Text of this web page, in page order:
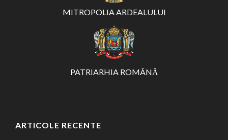
MITROPOLIA ARDEALULUI
PATRIARHIA ROMÂNĂ
ARTICOLE RECENTE